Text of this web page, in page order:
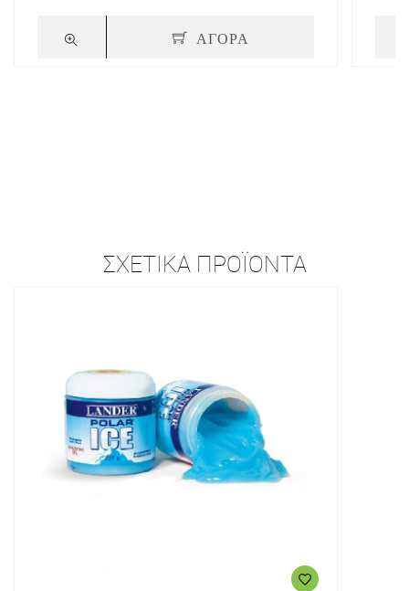
ΑΓΟΡΑ
ΣΧΕΤΙΚΆ ΠΡΟΪΌΝΤΑ